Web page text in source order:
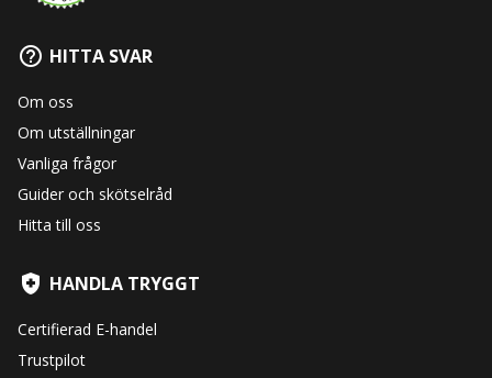
HITTA SVAR
Om oss
Om utställningar
Vanliga frågor
Guider och skötselråd
Hitta till oss
HANDLA TRYGGT
Certifierad E-handel
Trustpilot